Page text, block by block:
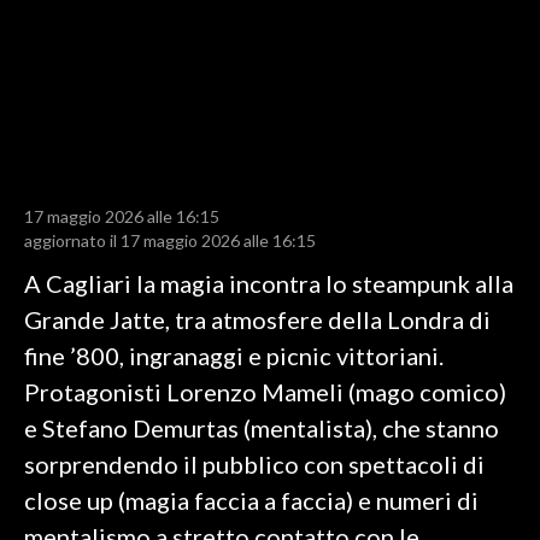
RISULTATI E CLASSIFICHE
CALCIO REGIONALE
BASKET
VOLLEY
MOTORI
TENNIS
ALTRI SPORT
CULTURA
17 maggio 2026 alle 16:15
aggiornato il 17 maggio 2026 alle 16:15
A Cagliari la magia incontra lo steampunk alla
Grande Jatte, tra atmosfere della Londra di
fine ’800, ingranaggi e picnic vittoriani.
Protagonisti Lorenzo Mameli (mago comico)
e Stefano Demurtas (mentalista), che stanno
sorprendendo il pubblico con spettacoli di
close up (magia faccia a faccia) e numeri di